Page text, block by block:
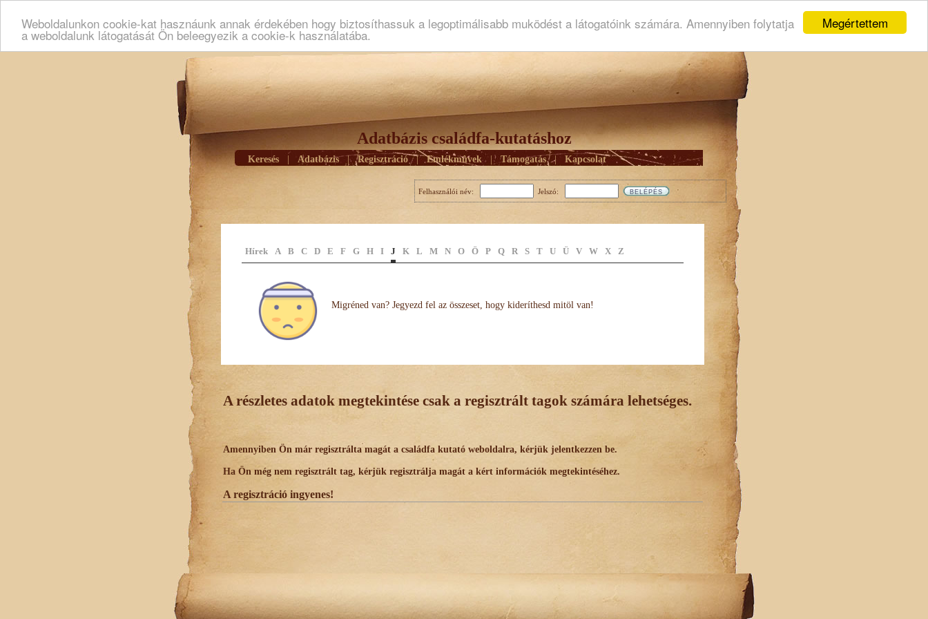
Megértettem
Weboldalunkon cookie-kat hasznáunk annak érdekében hogy biztosíthassuk a legoptimálisabb muködést a látogatóink számára. Amennyiben folytatja
a weboldalunk látogatását Ön beleegyezik a cookie-k használatába.
Adatbázis családfa-kutatáshoz
Keresés Adatbázis | Regisztráció | Emlékmûvek | Támogatás | Kapcsolat
Felhasználói név: Jelszó:
Hírek A B C D E F G H I J K L M N O Ö P Q R S T U Ü V W X Z
Migréned van? Jegyezd fel az összeset, hogy kideríthesd mitöl van!
A részletes adatok megtekintése csak a regisztrált tagok számára lehetséges.
Amennyiben Ön már regisztrálta magát a családfa kutató weboldalra, kérjük jelentkezzen be.
Ha Ön még nem regisztrált tag, kérjük regisztrálja magát a kért információk megtekintéséhez.
A regisztráció ingyenes!